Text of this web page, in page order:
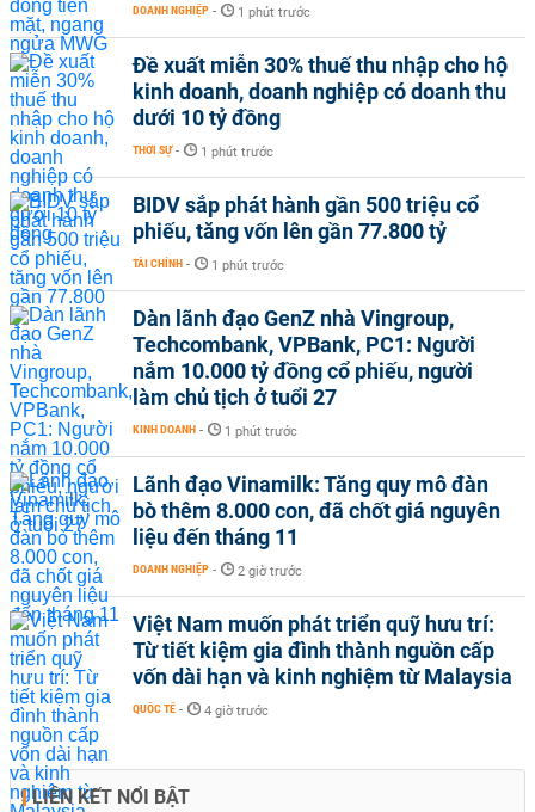
DOANH NGHIỆP - 1 phút trước
Đề xuất miễn 30% thuế thu nhập cho hộ
kinh doanh, doanh nghiệp có doanh thu
dưới 10 tỷ đồng
THỜI SỰ - 1 phút trước
BIDV sắp phát hành gần 500 triệu cổ
phiếu, tăng vốn lên gần 77.800 tỷ
TÀI CHÍNH - 1 phút trước
Dàn lãnh đạo GenZ nhà Vingroup,
Techcombank, VPBank, PC1: Người
nắm 10.000 tỷ đồng cổ phiếu, người
làm chủ tịch ở tuổi 27
KINH DOANH - 1 phút trước
Lãnh đạo Vinamilk: Tăng quy mô đàn
bò thêm 8.000 con, đã chốt giá nguyên
liệu đến tháng 11
DOANH NGHIỆP - 2 giờ trước
Việt Nam muốn phát triển quỹ hưu trí:
Từ tiết kiệm gia đình thành nguồn cấp
vốn dài hạn và kinh nghiệm từ Malaysia
QUỐC TẾ - 4 giờ trước
LIÊN KẾT NỔI BẬT